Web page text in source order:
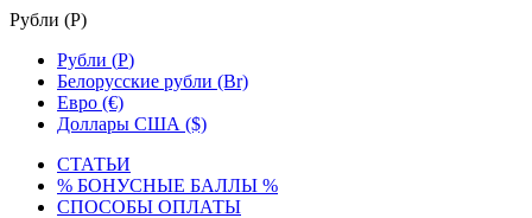
Рубли (Р)
Рубли (Р)
Белорусские рубли (Br)
Евро (€)
Доллары США ($)
СТАТЬИ
% БОНУСНЫЕ БАЛЛЫ %
СПОСОБЫ ОПЛАТЫ